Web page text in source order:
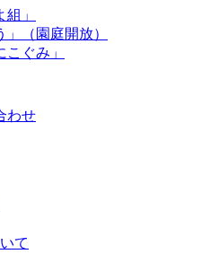
」
」（園庭開放）
ぐみ」
わせ
て